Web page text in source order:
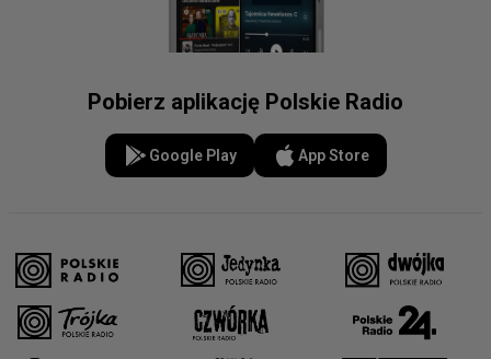
Pobierz aplikację Polskie Radio
Google Play App Store